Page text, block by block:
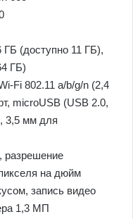
(доступно 11 ГБ),
ГБ)
Fi 802.11 a/b/g/n (2,4
microUSB (USB 2.0,
3,5 мм для
разрешение
на дюйм
запись видео
1,3 МП